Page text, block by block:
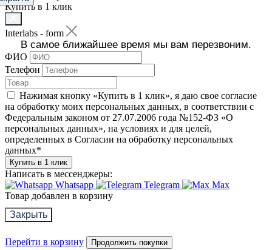
Купить в 1 клик
Interlabs - form
В самое ближайшее время мы вам перезвоним.
ФИО
Телефон
Нажимая кнопку «Купить в 1 клик», я даю свое согласие
на обработку моих персональных данных, в соответствии с
Федеральным законом от 27.07.2006 года №152-ФЗ «О
персональных данных», на условиях и для целей,
определенных в Согласии на обработку персональных
данных*
Купить в 1 клик
Написать в мессенджеры:
Whatsapp
Telegram
Max
Товар добавлен в корзину
Закрыть
Перейти в корзину Продолжить покупки